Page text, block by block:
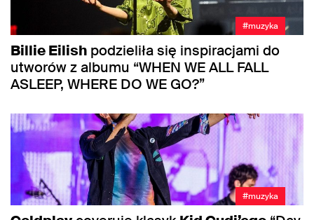
#muzyka
Billie Eilish podzieliła się inspiracjami do
utworów z albumu “WHEN WE ALL FALL
ASLEEP, WHERE DO WE GO?”
#muzyka